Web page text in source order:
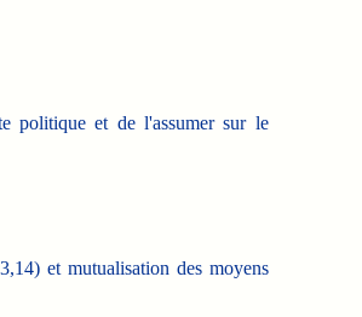
politique et de l'assumer sur le
et mutualisation des moyens